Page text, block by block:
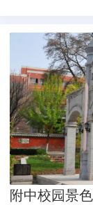
附中校园景色